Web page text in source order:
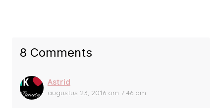
8 Comments
Astrid
augustus 23, 2016 om 7:46 am